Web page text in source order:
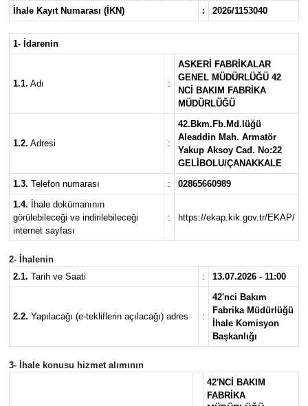
İhale Kayıt Numarası (İKN)
: 2026/1153040
1- İdarenin
1.1. Adı :
ASKERİ FABRİKALAR
GENEL MÜDÜRLÜĞÜ 42
NCİ BAKIM FABRİKA
MÜDÜRLÜĞÜ
1.2. Adresi :
42.Bkm.Fb.Md.lüğü
Aleaddin Mah. Armatör
Yakup Aksoy Cad. No:22
GELİBOLU/ÇANAKKALE
1.3. Telefon numarası :
02865660989
1.4. İhale dokümanının
görülebileceği ve indirilebileceği
internet sayfası
: https://ekap.kik.gov.tr/EKAP/
2- İhalenin
2.1. Tarih ve Saati : 13.07.2026 - 11:00
2.2. Yapılacağı (e-tekliflerin açılacağı) adres :
42'nci Bakım
Fabrika Müdürlüğü
İhale Komisyon
Başkanlığı
3- İhale konusu hizmet alımının
42'NCİ BAKIM
FABRİKA